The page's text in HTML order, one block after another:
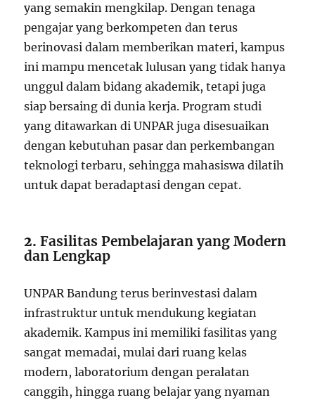
yang semakin mengkilap. Dengan tenaga
pengajar yang berkompeten dan terus
berinovasi dalam memberikan materi, kampus
ini mampu mencetak lulusan yang tidak hanya
unggul dalam bidang akademik, tetapi juga
siap bersaing di dunia kerja. Program studi
yang ditawarkan di UNPAR juga disesuaikan
dengan kebutuhan pasar dan perkembangan
teknologi terbaru, sehingga mahasiswa dilatih
untuk dapat beradaptasi dengan cepat.
2.Fasilitas Pembelajaran yang Modern
dan Lengkap
UNPAR Bandung terus berinvestasi dalam
infrastruktur untuk mendukung kegiatan
akademik. Kampus ini memiliki fasilitas yang
sangat memadai, mulai dari ruang kelas
modern, laboratorium dengan peralatan
canggih, hingga ruang belajar yang nyaman